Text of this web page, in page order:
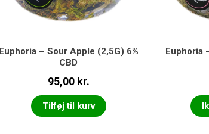
Euphoria – Sour Apple (2,5G) 6%
CBD
95,00 kr.
Tilføj til kurv
Euphoria